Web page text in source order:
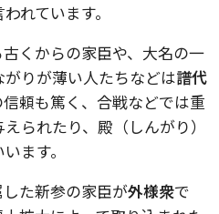
れています。
くからの家臣や、大名の一
りが薄い人たちなどは譜代
頼も篤く、合戦などでは重
られたり、殿（しんがり）
ます。
た新参の家臣が外様衆で